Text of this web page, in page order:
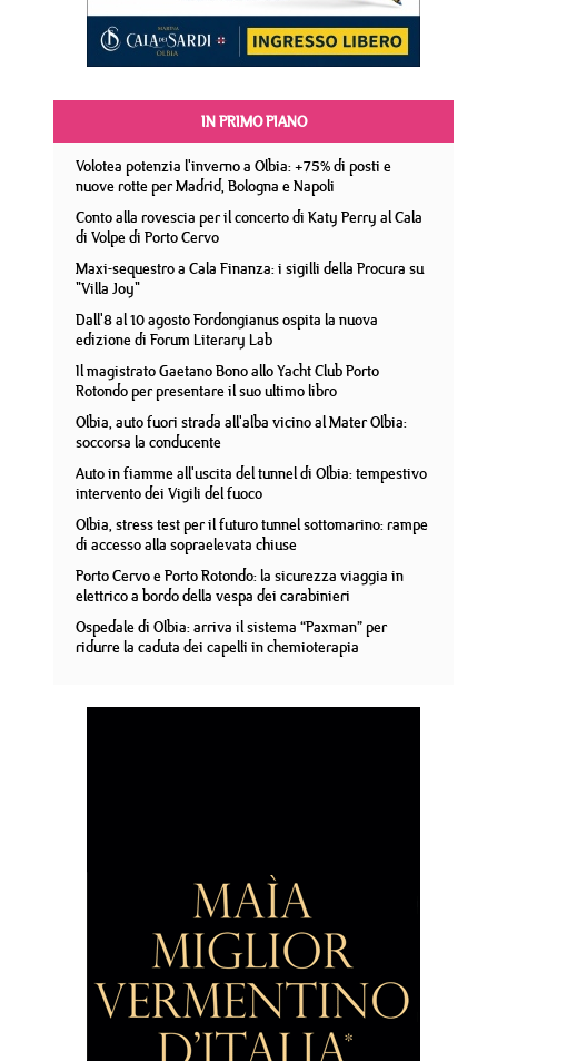
IN PRIMO PIANO
Volotea potenzia l'inverno a Olbia: +75% di posti e
nuove rotte per Madrid, Bologna e Napoli
Conto alla rovescia per il concerto di Katy Perry al Cala
di Volpe di Porto Cervo
Maxi-sequestro a Cala Finanza: i sigilli della Procura su
"Villa Joy"
Dall'8 al 10 agosto Fordongianus ospita la nuova
edizione di Forum Literary Lab
Il magistrato Gaetano Bono allo Yacht Club Porto
Rotondo per presentare il suo ultimo libro
Olbia, auto fuori strada all'alba vicino al Mater Olbia:
soccorsa la conducente
Auto in fiamme all'uscita del tunnel di Olbia: tempestivo
intervento dei Vigili del fuoco
Olbia, stress test per il futuro tunnel sottomarino: rampe
di accesso alla sopraelevata chiuse
Porto Cervo e Porto Rotondo: la sicurezza viaggia in
elettrico a bordo della vespa dei carabinieri
Ospedale di Olbia: arriva il sistema “Paxman” per
ridurre la caduta dei capelli in chemioterapia